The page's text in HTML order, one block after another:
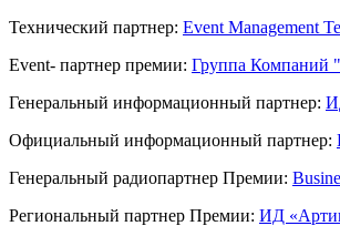
Технический партнер: Event Management
Event- партнер премии: Группа Компаний
Генеральный информационный партнер:
Официальный информационный партнер:
Генеральный радиопартнер Премии:
Региональный партнер Премии: ИД